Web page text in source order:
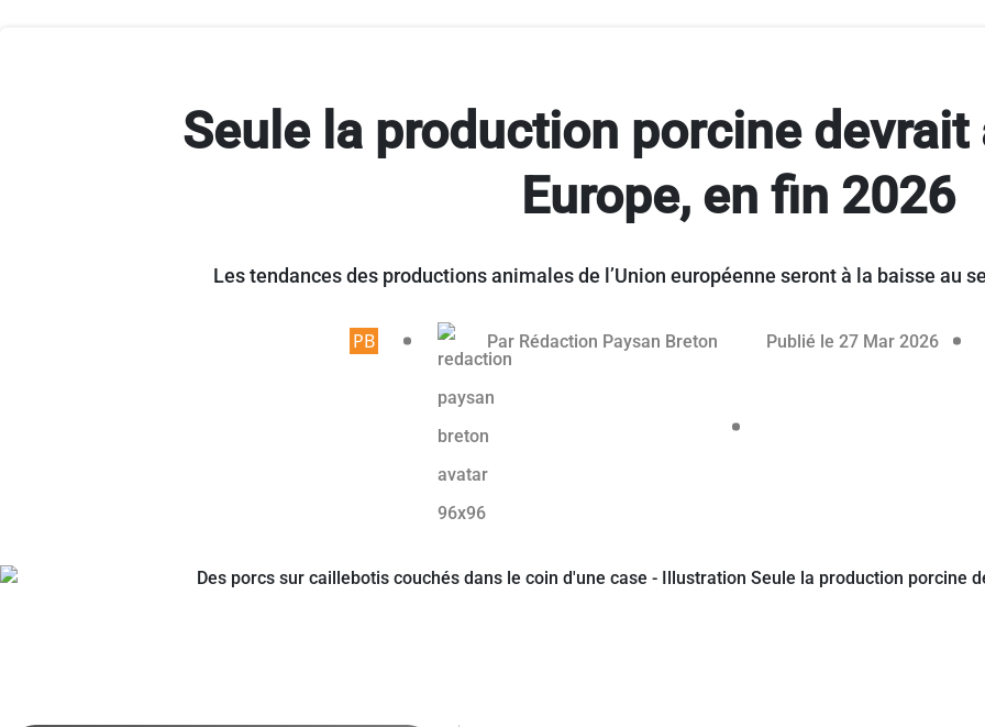
Seule la production porcine
Europe, en fin 2026
Les tendances des productions animales de l’Union européenne seront à la baisse au
Article réservé aux abonnés
Par Rédaction Paysan Breton Publié le 27 Mar 202626